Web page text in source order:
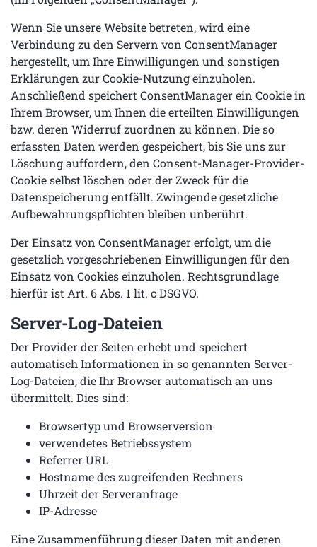
Wenn Sie unsere Website betreten, wird eine
Verbindung zu den Servern von ConsentManager
hergestellt, um Ihre Einwilligungen und sonstigen
Erklärungen zur Cookie-Nutzung einzuholen.
Anschließend speichert ConsentManager ein Cookie in
Ihrem Browser, um Ihnen die erteilten Einwilligungen
bzw. deren Widerruf zuordnen zu können. Die so
erfassten Daten werden gespeichert, bis Sie uns zur
Löschung auffordern, den Consent-Manager-Provider-
Cookie selbst löschen oder der Zweck für die
Datenspeicherung entfällt. Zwingende gesetzliche
Aufbewahrungspflichten bleiben unberührt.
Der Einsatz von ConsentManager erfolgt, um die
gesetzlich vorgeschriebenen Einwilligungen für den
Einsatz von Cookies einzuholen. Rechtsgrundlage
hierfür ist Art. 6 Abs. 1 lit. c DSGVO.
Server-Log-Dateien
Der Provider der Seiten erhebt und speichert
automatisch Informationen in so genannten Server-
Log-Dateien, die Ihr Browser automatisch an uns
übermittelt. Dies sind:
Browsertyp und Browserversion
verwendetes Betriebssystem
Referrer URL
Hostname des zugreifenden Rechners
Uhrzeit der Serveranfrage
IP-Adresse
Eine Zusammenführung dieser Daten mit anderen